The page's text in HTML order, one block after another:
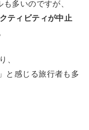
多いのですが、
ティビティが中止
、
と感じる旅行者も多